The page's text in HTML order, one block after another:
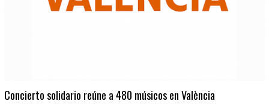
Concierto solidario reúne a 480 músicos en València